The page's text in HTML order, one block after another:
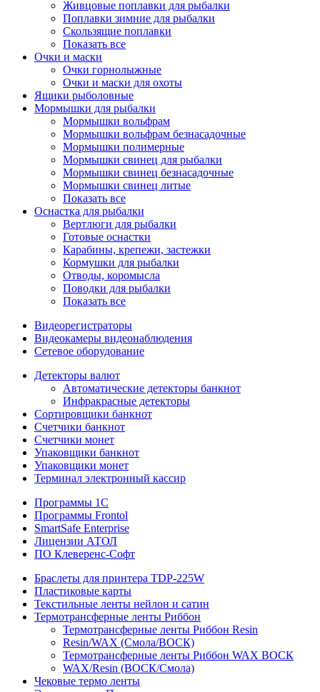
Живцовые поплавки для рыбалки
Поплавки зимние для рыбалки
Скользящие поплавки
Показать все
Очки и маски
Очки горнолыжные
Очки и маски для охоты
Ящики рыболовные
Мормышки для рыбалки
Мормышки вольфрам
Мормышки вольфрам безнасадочные
Мормышки полимерные
Мормышки свинец для рыбалки
Мормышки свинец безнасадочные
Мормышки свинец литые
Показать все
Оснастка для рыбалки
Вертлюги для рыбалки
Готовые оснастки
Карабины, крепежи, застежки
Кормушки для рыбалки
Отводы, коромысла
Поводки для рыбалки
Показать все
Видеорегистраторы
Видеокамеры видеонаблюдения
Сетевое оборудование
Детекторы валют
Автоматические детекторы банкнот
Инфракрасные детекторы
Сортировщики банкнот
Счетчики банкнот
Счетчики монет
Упаковщики банкнот
Упаковщики монет
Терминал электронный кассир
Программы 1C
Программы Frontol
SmartSafe Enterprise
Лицензии АТОЛ
ПО Клеверенс-Софт
Браслеты для принтера TDP-225W
Пластиковые карты
Текстильные ленты нейлон и сатин
Термотрансферные ленты Риббон
Термотрансферные ленты Риббон Resin
Resin/WAX (Смола/ВОСК)
Термотрансферные ленты Риббон WAX ВОСК
WAX/Resin (ВОСК/Смола)
Чековые термо ленты